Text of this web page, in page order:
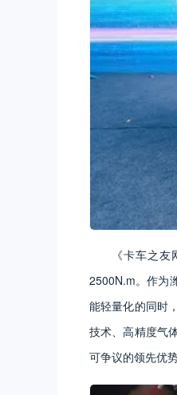
《卡车之
2500N.m。作为
能轻量化的同时
技术、高精度气
可争议的领先优势